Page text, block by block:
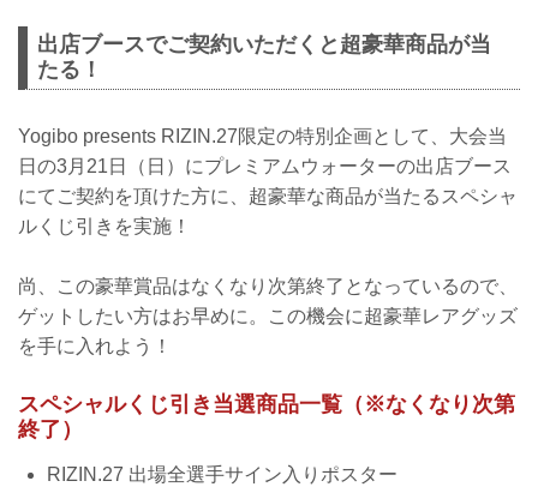
出店ブースでご契約いただくと超豪華商品が当
たる！
Yogibo presents RIZIN.27限定の特別企画として、大会当
日の3月21日（日）にプレミアムウォーターの出店ブース
にてご契約を頂けた方に、超豪華な商品が当たるスペシャ
ルくじ引きを実施！
尚、この豪華賞品はなくなり次第終了となっているので、
ゲットしたい方はお早めに。この機会に超豪華レアグッズ
を手に入れよう！
スペシャルくじ引き当選商品一覧（※なくなり次第
終了）
RIZIN.27 出場全選手サイン入りポスター